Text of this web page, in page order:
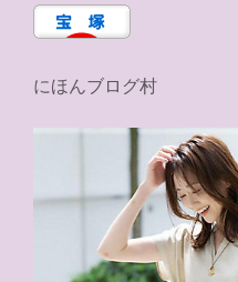
にほんブログ村